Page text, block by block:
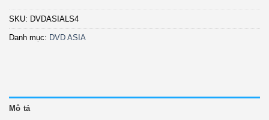
SKU: DVDASIALS4
Danh mục: DVD ASIA
Mô tả